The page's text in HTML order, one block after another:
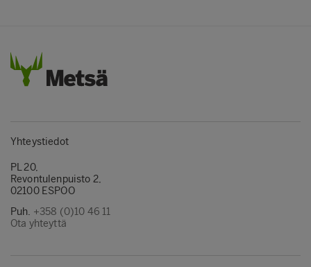
Yhteystiedot
PL 20,
Revontulenpuisto 2,
02100 ESPOO
Puh. +358 (0)10 46 11
Ota yhteyttä